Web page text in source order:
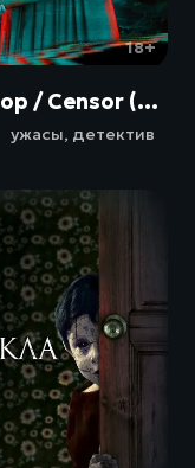
18+
Цензор / Censor (2021)
ужасы, детектив